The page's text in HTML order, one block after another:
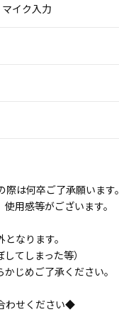
イク入力
は何卒ご了承願います。
用感等がございます。
なります。
てしまった等）
じめご了承ください。
わせください◆